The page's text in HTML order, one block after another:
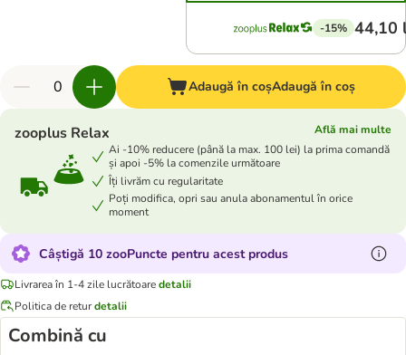
-15% 44,10
Adaugă în coșAdaugă în coș
zooplus Relax
Află mai multe
Ai -10% reducere (până la max. 100 lei) la prima comandă
și apoi -5% la comenzile următoare
Îți livrăm cu regularitate
Poți modifica, opri sau anula abonamentul în orice
moment
Câștigă 10 zooPuncte pentru acest produs
Livrarea în 1-4 zile lucrătoaredetalii
Politica de returdetalii
Combină cu